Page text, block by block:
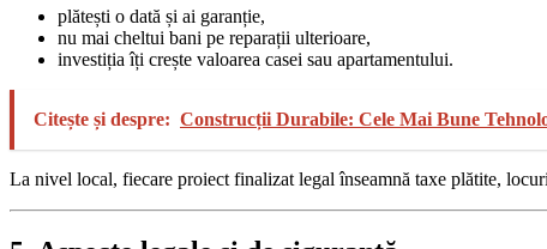
plătești o dată și ai garanție,
nu mai cheltui bani pe reparații ulterioare,
investiția îți crește valoarea casei sau apartamentului.
Citește și despre: Construcții Durabile: Cele Mai Bune
La nivel local, fiecare proiect finalizat legal înseamnă taxe plătite,